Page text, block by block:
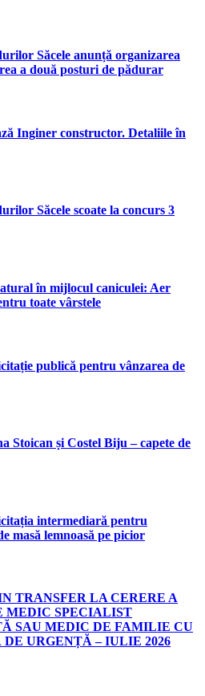
Săcele anunță organizarea
a două posturi de pădurar
Inginer constructor. Detaliile în
Săcele scoate la concurs 3
în mijlocul caniculei: Aer
toate vârstele
publică pentru vânzarea de
Stoican și Costel Biju – capete de
intermediară pentru
masă lemnoasă pe picior
TRANSFER LA CERERE A
MEDIC SPECIALIST
SAU MEDIC DE FAMILIE CU
URGENȚĂ – IULIE 2026